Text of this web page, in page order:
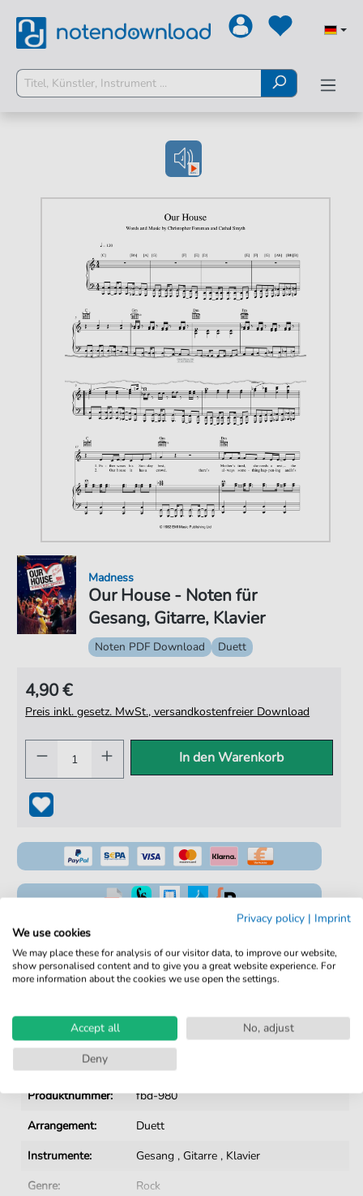
Our House - Noten für
Gesang, Gitarre, Klavier
Madness
Noten PDF Download Duett
4,90 €
Preis inkl. gesetz. MwSt., versandkostenfreier Download
In den Warenkorb
100% Legal & Lizenziert
Von Musikern geprüft
Sofortiger Download nach Kauf
Produktnummer:
fbd-980
Arrangement:
Duett
Instrumente:
Gesang ,Gitarre , Klavier
Genre:
Rock
Privacy policy | Imprint
We use cookies
We may place these for analysis of our visitor data, to improve our website,
show personalised content and to give you a great website experience. For
more information about the cookies we use open the settings.
Accept all
No, adjust
Deny